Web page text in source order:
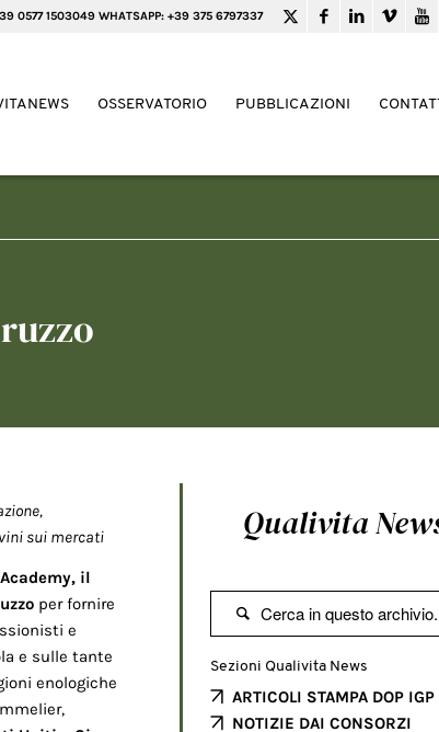
0577 1503049 WHATSAPP: +39 375 6797337
OSSERVATORIO PUBBLICAZIONI
sui mercati
il
per fornire
e
e sulle tante
enologiche
Qualivita

Sezioni Qualivita News
ARTICOLI STAMPA DOP IGP
NOTIZIE DAI CONSORZI